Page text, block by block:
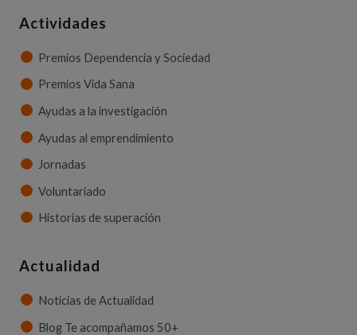
Actividades
Premios Dependencia y Sociedad
Premios Vida Sana
Ayudas a la investigación
Ayudas al emprendimiento
Jornadas
Voluntariado
Historias de superación
Actualidad
Noticias de Actualidad
Blog Te acompañamos 50+